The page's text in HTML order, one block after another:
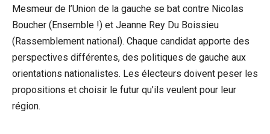
Mesmeur de l’Union de la gauche se bat contre Nicolas
Boucher (Ensemble !) et Jeanne Rey Du Boissieu
(Rassemblement national). Chaque candidat apporte des
perspectives différentes, des politiques de gauche aux
orientations nationalistes. Les électeurs doivent peser les
propositions et choisir le futur qu’ils veulent pour leur
région.